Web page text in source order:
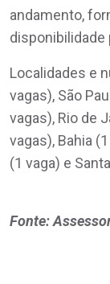
andamento,
disponibilidade
Localidades e
vagas), São
vagas), Rio de
vagas), Bahia
(1 vaga) e
Fonte: